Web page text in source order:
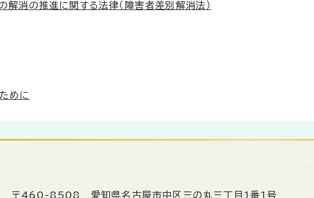
解消の推進に関する法律（障害者差別解消法）
めに
〒460-8508 愛知県名古屋市中区三の丸三丁目1番1号